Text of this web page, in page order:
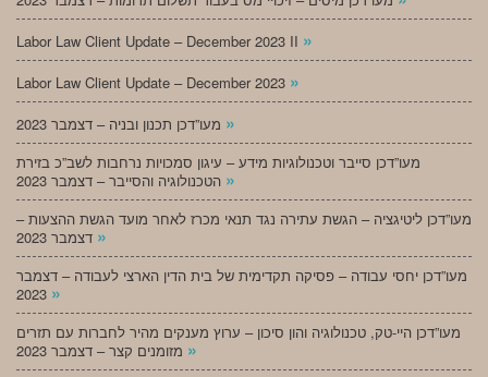
Labor Law Client Update – December 2023 II »
Labor Law Client Update – December 2023 »
»
מעו”דכן סייבר וטכנולוגיות מידע – עיגון סמכויות נרחבות לשב”כ בזירת
»
מעו”דכן ליטיגציה – הגשת עתירה נגד תנאי מכרז לאחר מועד הגשת ההצעות –
»
מעו”דכן יחסי עבודה – פסיקה תקדימית של בית הדין הארצי לעבודה – דצמבר
»
מעו”דכן היי-טק, טכנולוגיה והון סיכון – ערוץ מענקים מהיר לחברות עם תזרים
»